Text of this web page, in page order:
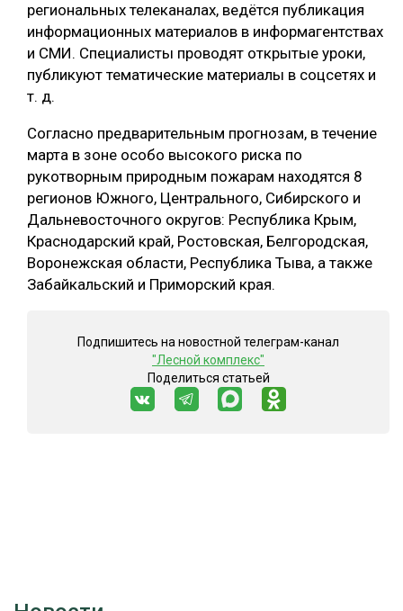
региональных телеканалах, ведётся публикация
информационных материалов в информагентствах
и СМИ. Специалисты проводят открытые уроки,
публикуют тематические материалы в соцсетях и
т. д.
Согласно предварительным прогнозам, в течение
марта в зоне особо высокого риска по
рукотворным природным пожарам находятся 8
регионов Южного, Центрального, Сибирского и
Дальневосточного округов: Республика Крым,
Краснодарский край, Ростовская, Белгородская,
Воронежская области, Республика Тыва, а также
Забайкальский и Приморский края.
Подпишитесь на новостной телеграм-канал
"Лесной комплекс"
Поделиться статьей